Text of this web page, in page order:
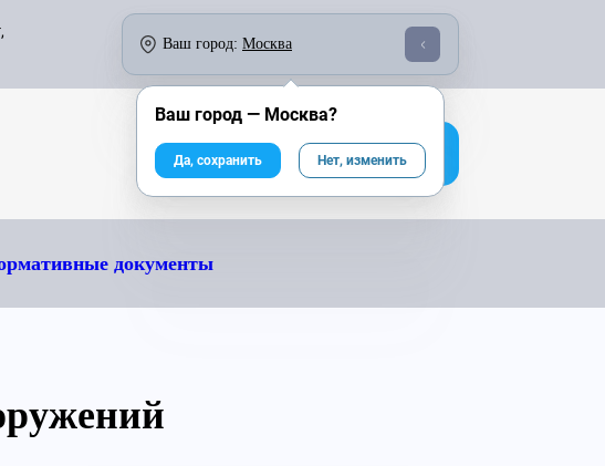
с 09:00 до 18:00:
8 495 246-04-43
По России бесплатно:
8 800 333-25-40
Ваш город: Москва
На сайт компании
документы
Ваш город — Москва?
Да, сохранить Нет, изменить